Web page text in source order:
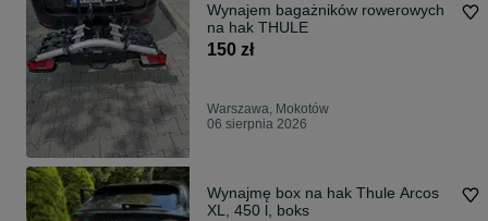
Wynajem bagażników rowerowych
na hak THULE
150 zł
Warszawa, Mokotów
06 sierpnia 2026
Wynajmę box na hak Thule Arcos
XL, 450 l, boks